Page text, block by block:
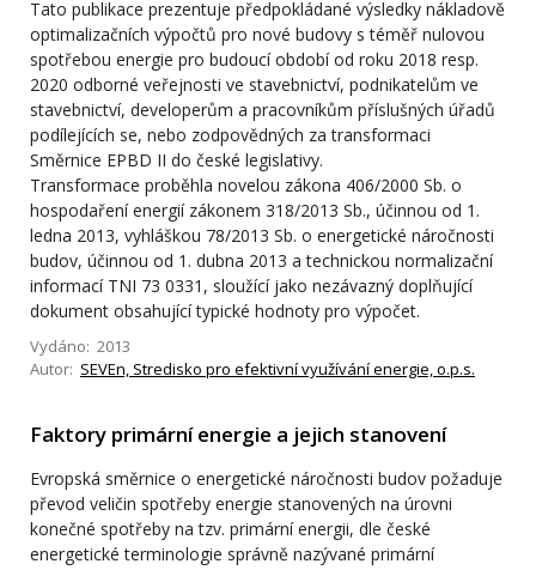
Tato publikace prezentuje předpokládané výsledky nákladově
optimalizačních výpočtů pro nové budovy s téměř nulovou
spotřebou energie pro budoucí období od roku 2018 resp.
2020 odborné veřejnosti ve stavebnictví, podnikatelům ve
stavebnictví, developerům a pracovníkům příslušných úřadů
podílejících se, nebo zodpovědných za transformaci
Směrnice EPBD II do české legislativy.
Transformace proběhla novelou zákona 406/2000 Sb. o
hospodaření energií zákonem 318/2013 Sb., účinnou od 1.
ledna 2013, vyhláškou 78/2013 Sb. o energetické náročnosti
budov, účinnou od 1. dubna 2013 a technickou normalizační
informací TNI 73 0331, sloužící jako nezávazný doplňující
dokument obsahující typické hodnoty pro výpočet.
Vydáno: 2013
Autor: SEVEn, Stredisko pro efektivní využívání energie, o.p.s.
Faktory primární energie a jejich stanovení
Evropská směrnice o energetické náročnosti budov požaduje
převod veličin spotřeby energie stanovených na úrovni
konečné spotřeby na tzv. primární energii, dle české
energetické terminologie správně nazývané primární